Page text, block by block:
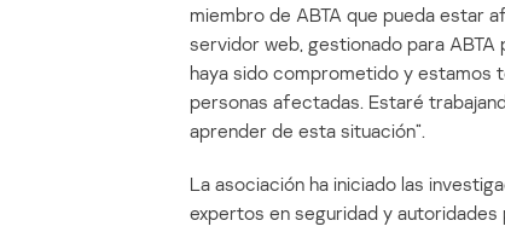
miembro de ABTA que pueda estar
servidor web, gestionado para
haya sido comprometido y estamos
personas afectadas. Estaré
aprender de esta situación”.
La asociación ha iniciado las
expertos en seguridad y